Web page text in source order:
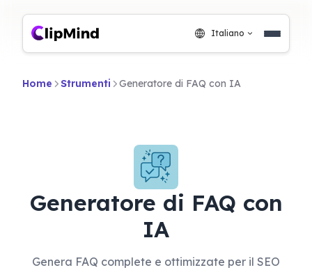
Italiano
Home Strumenti Generatore di FAQ con IA
Generatore di FAQ con
IA
Genera FAQ complete e ottimizzate per il SEO